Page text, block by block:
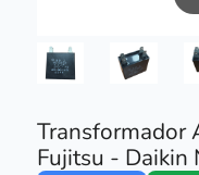
Transformador
Fujitsu - Daikin